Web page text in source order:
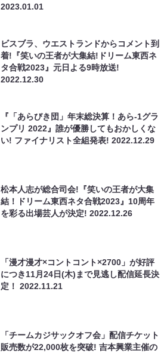
2023.01.01
ビスブラ、ウエストランドからコメント到
着!『笑いの王者が大集結!ドリーム東西ネ
タ合戦2023』元日よる9時放送!
2022.12.30
『「あらびき団」年末総決算！あら-1グラ
ンプリ 2022』誰が優勝してもおかしくな
い! ファイナリスト全組発表!2022.12.29
松本人志が総合司会!『笑いの王者が大集
結！ドリーム東西ネタ合戦2023』10周年
を彩る出場芸人が決定!2022.12.26
「漫才漫才×コントコント×2700」が好評
につき11月24日(木)まで見逃し配信延長決
定！2022.11.21
「チームカジサックオフ会」配信チケット
販売数が22,000枚を突破! 吉本興業主催の